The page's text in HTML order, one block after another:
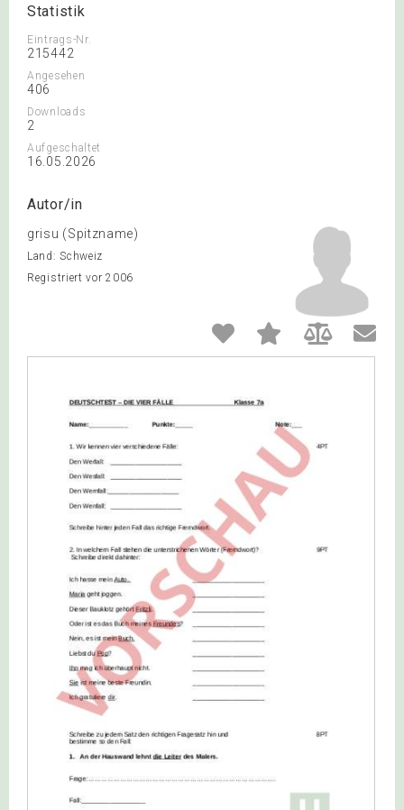
Statistik
Eintrags-Nr.
215442
Angesehen
406
Downloads
2
Aufgeschaltet
16.05.2026
Autor/in
grisu (Spitzname)
Land: Schweiz
Registriert vor 2006